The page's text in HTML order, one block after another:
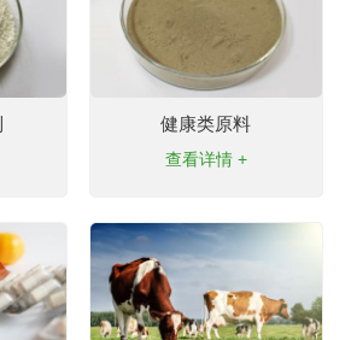
健康类原料
查看详情 +